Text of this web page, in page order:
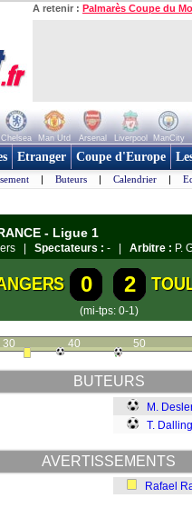
A retenir : Palmarès Coupe du
Chelsea Man Utd Arsenal Liverpool ManCity
Etranger Coupe d'Europe
| Buteurs | Calendrier |
- Ligue 1
| Spectateurs : - | Arbitre : P.
0 2
(mi-tps: 0-1)
30 40 50
BUTEURS
M.
T.
AVERTISSEMENTS
Rafael